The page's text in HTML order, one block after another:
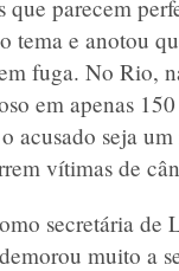
parecem
tema e anotou
fuga. No Rio,
em apenas
acusado seja
vítimas de
secretária
muito a